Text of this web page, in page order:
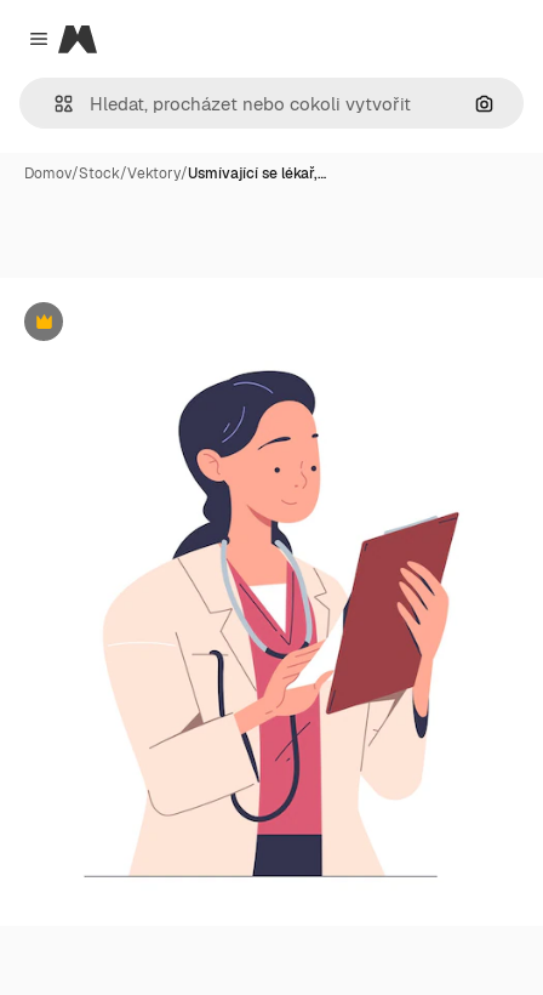
Close menu
Magnific
Hledat
Domov/Stock/Vektory/Usmívající se lékař,…
Premium